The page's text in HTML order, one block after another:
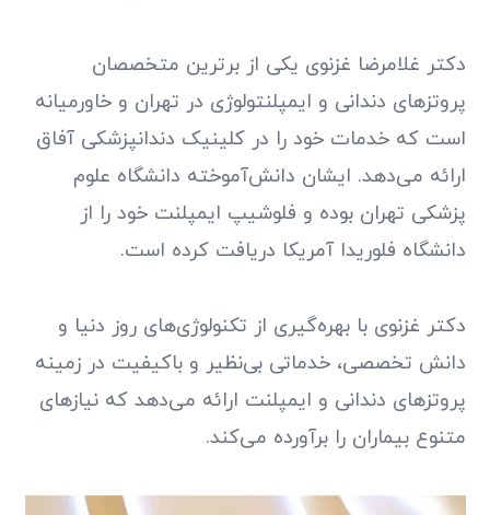
دکتر غلامرضا غزنوی یکی از برترین متخصصان
پروتزهای دندانی و ایمپلنتولوژی در تهران و خاورمیانه
است که خدمات خود را در کلینیک دندانپزشکی آفاق
ارائه می‌دهد. ایشان دانش‌آموخته دانشگاه علوم
پزشکی تهران بوده و فلوشیپ ایمپلنت خود را از
دانشگاه فلوریدا آمریکا دریافت کرده است.
دکتر غزنوی با بهره‌گیری از تکنولوژی‌های روز دنیا و
دانش تخصصی، خدماتی بی‌نظیر و باکیفیت در زمینه
پروتزهای دندانی و ایمپلنت ارائه می‌دهد که نیازهای
متنوع بیماران را برآورده می‌کند.